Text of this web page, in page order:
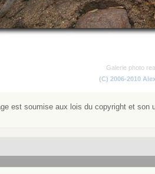
Galerie photo
(C) 2006-2010
est soumise aux lois du copyright et son